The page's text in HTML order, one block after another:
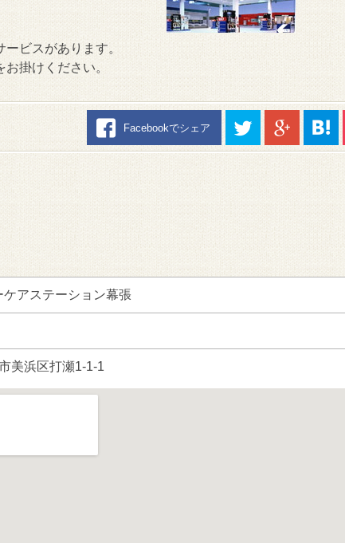
ビスがあります。
掛けください。
Facebookでシェア
アステーション幕張
美浜区打瀬1-1-1